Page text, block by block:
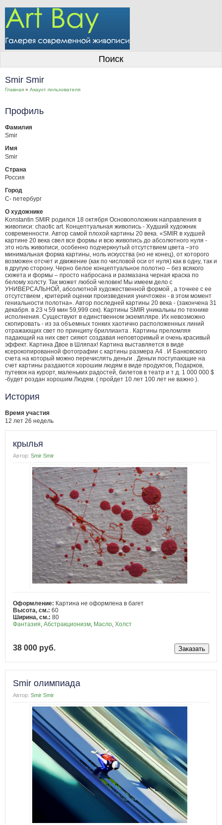
Информация для покупателей
Размещение работ
Контакты
Личный кабинет
Поиск
Smir Smir
Главная » Акаунт пользователя
Профиль
Фамилия
Smir
Имя
Smir
Страна
Россия
Город
С- петербург
О художнике
Konstantin SMIR родился 18 октября Основоположник направления в
живописи: chaotic art. Концептуальная живопись - Худший художник
современности. Автор самой плохой картины 20 века. «SMIR в худшей
картине 20 века свел все формы и всю живопись до абсолютного нуля -
это ноль живописи, особенно подчеркнутый отсутствием цвета –это
минимальная форма картины, ноль искусства (но не конец), от которого
возможен отсчет и движение (как по числовой оси от нуля) как в одну, так и
в другую сторону. Черно белое концептуальное полотно – без всякого
сюжета и формы – просто набросана и размазана черная краска по
белому холсту. Так может любой человек! Мы имеем дело с
УНИВЕРСАЛЬНОЙ, абсолютной художественной формой , а точнее с ее
отсутствием , критерий оценки произведения уничтожен - в этом момент
гениальности полотна». Автор последней картины 20 века - (закончена 31
декабря. в 23 ч 59 мин 59,999 сек). Картины SMIR уникальны по технике
исполнения. Существуют в единственном экземпляре. Их невозможно
скопировать - из за объемных тонких хаотично расположенных линий
отражающих свет по принципу бриллианта . Картины преломляя
падающий на них свет сияют создавая неповторимый и очень красивый
эффект. Картина Двое в Шляпах! Картина выставляется в виде
ксерокопированной фотографии с картины размера А4 . И Банковского
счета на который можно перечислять деньги . Деньги поступающие на
счет картины раздаются хорошим людям в виде продуктов, Подарков,
путевок на курорт, маленьких радостей, билетов в театр и т д. 1 000 000 $
-будет роздан хорошим Людям. ( пройдет 10 лет 100 лет не важно ).
История
Время участия
12 лет 26 недель
крылья
Автор: Smir Smir
Оформление: Картина не оформлена в багет
Высота, см.: 60
Ширина, см.: 80
Фантазия, Абстракционизм, Масло, Холст
38 000 руб.
Smir олимпиада
Автор: Smir Smir